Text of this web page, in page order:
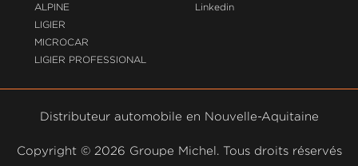
ALPINE
LIGIER
MICROCAR
LIGIER PROFESSIONAL
Linkedin
Distributeur automobile en Nouvelle-Aquitaine
Copyright © 2026 Groupe Michel. Tous droits réservés